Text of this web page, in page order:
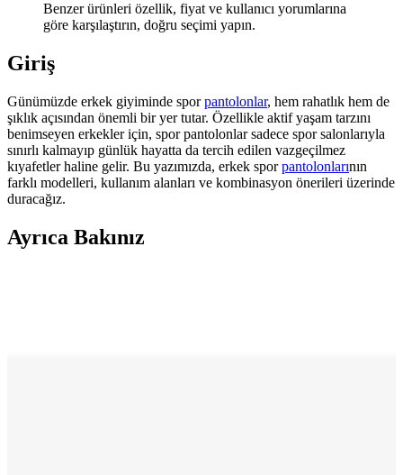
Benzer ürünleri özellik, fiyat ve kullanıcı yorumlarına
göre karşılaştırın, doğru seçimi yapın.
Giriş
Günümüzde erkek giyiminde sporpantolonlar, hem rahatlık hem de
şıklık açısından önemli bir yer tutar. Özellikle aktif yaşam tarzını
benimseyen erkekler için, spor pantolonlar sadece spor salonlarıyla
sınırlı kalmayıp günlük hayatta da tercih edilen vazgeçilmez
kıyafetler haline gelir. Bu yazımızda, erkek sporpantolonlarının
farklı modelleri, kullanım alanları ve kombinasyon önerileri üzerinde
duracağız.
Ayrıca Bakınız